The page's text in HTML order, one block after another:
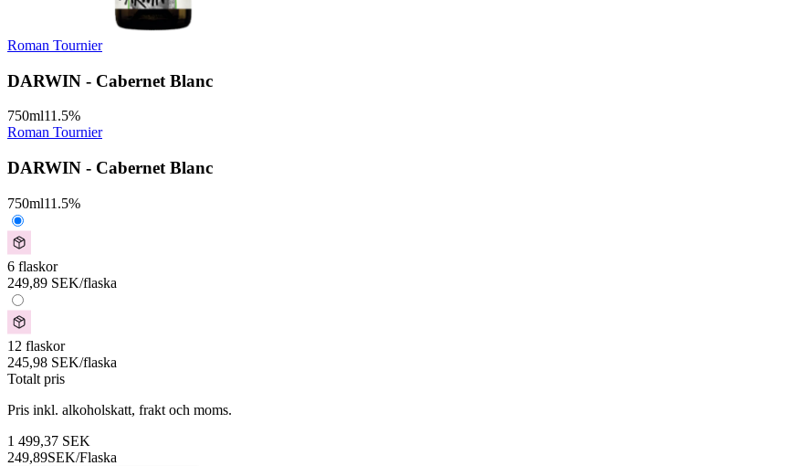
Roman Tournier
DARWIN - Cabernet Blanc
750ml11.5%
Roman Tournier
DARWIN - Cabernet Blanc
750ml11.5%
6 flaskor
249,89 SEK/flaska
12 flaskor
245,98 SEK/flaska
Totalt pris
Pris inkl. alkoholskatt, frakt och moms.
1 499,37 SEK
249,89SEK/Flaska